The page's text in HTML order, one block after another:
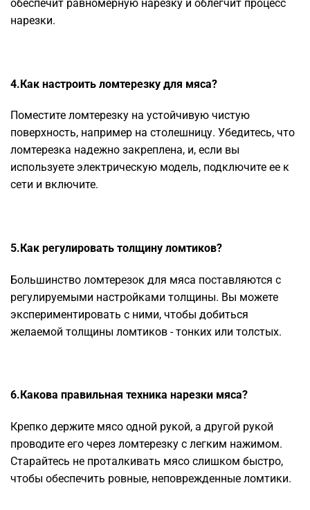
обеспечит равномерную нарезку и облегчит процесс
нарезки.
4.Как настроить ломтерезку для мяса?
Поместите ломтерезку на устойчивую чистую
поверхность, например на столешницу. Убедитесь, что
ломтерезка надежно закреплена, и, если вы
используете электрическую модель, подключите ее к
сети и включите.
5.Как регулировать толщину ломтиков?
Большинство ломтерезок для мяса поставляются с
регулируемыми настройками толщины. Вы можете
экспериментировать с ними, чтобы добиться
желаемой толщины ломтиков - тонких или толстых.
6.Какова правильная техника нарезки мяса?
Крепко держите мясо одной рукой, а другой рукой
проводите его через ломтерезку с легким нажимом.
Старайтесь не проталкивать мясо слишком быстро,
чтобы обеспечить ровные, неповрежденные ломтики.